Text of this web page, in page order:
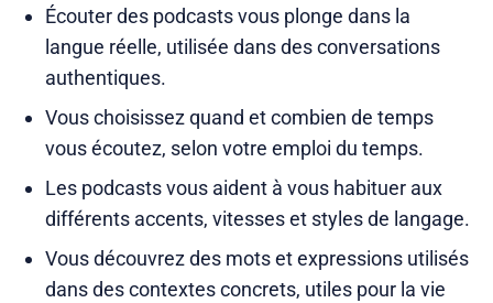
Écouter des podcasts vous plonge dans la
langue réelle, utilisée dans des conversations
authentiques.
Vous choisissez quand et combien de temps
vous écoutez, selon votre emploi du temps.
Les podcasts vous aident à vous habituer aux
différents accents, vitesses et styles de langage.
Vous découvrez des mots et expressions utilisés
dans des contextes concrets, utiles pour la vie